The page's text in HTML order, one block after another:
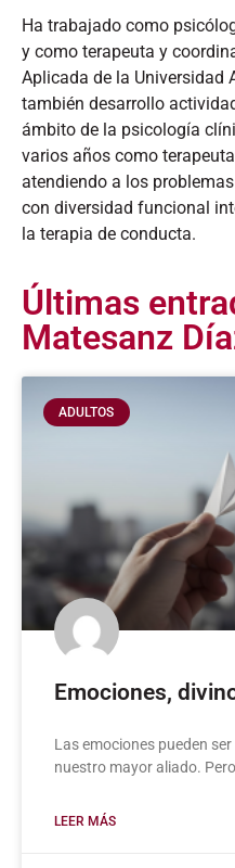
Ha trabajado como
y como terapeuta y
Aplicada de la Universidad
también desarrollo
ámbito de la psicología
varios años como
atendiendo a los
con diversidad funcional
la terapia de conducta.
Últimas
Matesanz
ADULTOS
Emociones,
Las emociones pueden
nuestro mayor aliado.
LEER MÁS